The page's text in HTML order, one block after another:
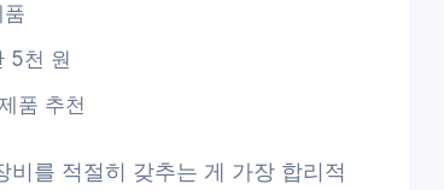
5천 원
품 추천
를 적절히 갖추는 게 가장 합리적